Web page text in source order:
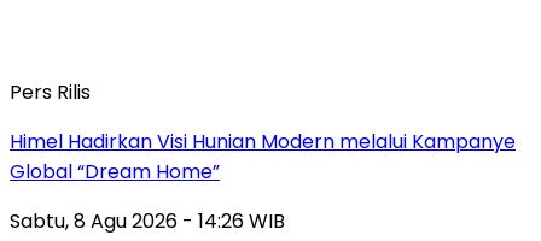
Pers Rilis
Himel Hadirkan Visi Hunian Modern melalui Kampanye
Global “Dream Home”
Sabtu, 8 Agu 2026 - 14:26 WIB